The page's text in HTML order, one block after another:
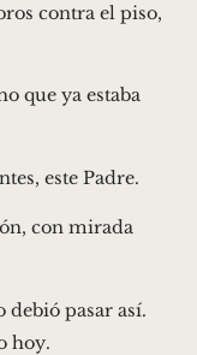
contra el piso,
que ya estaba
este Padre.
con mirada
pasar así.
hoy.